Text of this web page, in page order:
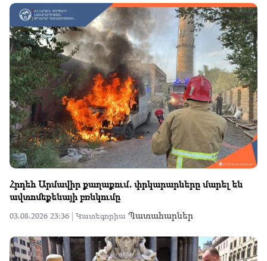
Հրդեհ Արմավիր քաղաքում․ փրկարարները մարել են
ավտոմեքենայի բռնկումը
03.08.2026 23:36 | Կատեգորիա Պատահարներ